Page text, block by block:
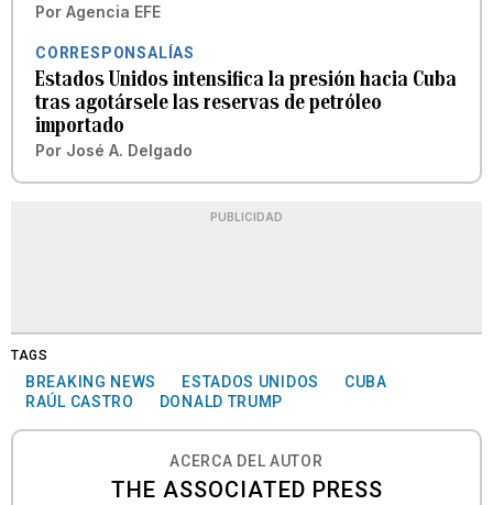
Por Agencia EFE
CORRESPONSALÍAS
Estados Unidos intensifica la presión hacia Cuba
tras agotársele las reservas de petróleo
importado
Por José A. Delgado
PUBLICIDAD
TAGS
BREAKING NEWS ESTADOS UNIDOS
CUBA
RAÚL CASTRO
DONALD TRUMP
ACERCA DEL AUTOR
THE ASSOCIATED PRESS